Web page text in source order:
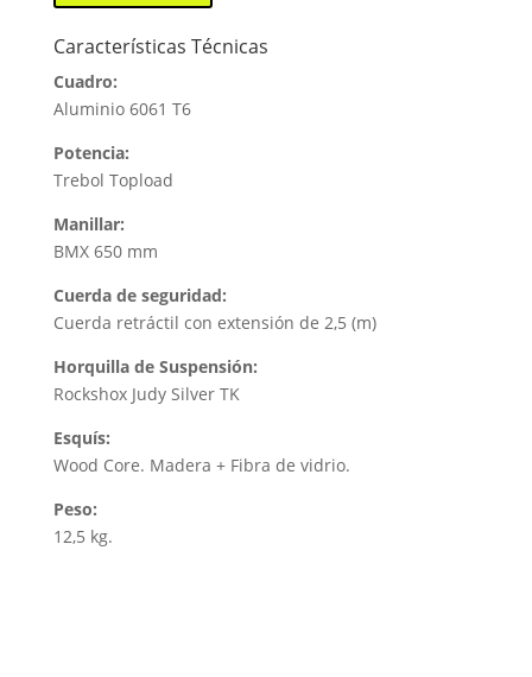
Características Técnicas
Cuadro:
Aluminio 6061 T6
Potencia:
Trebol Topload
Manillar:
BMX 650 mm
Cuerda de seguridad:
Cuerda retráctil con extensión de 2,5 (m)
Horquilla de Suspensión:
Rockshox Judy Silver TK
Esquís:
Wood Core. Madera + Fibra de vidrio.
Peso:
12,5 kg.